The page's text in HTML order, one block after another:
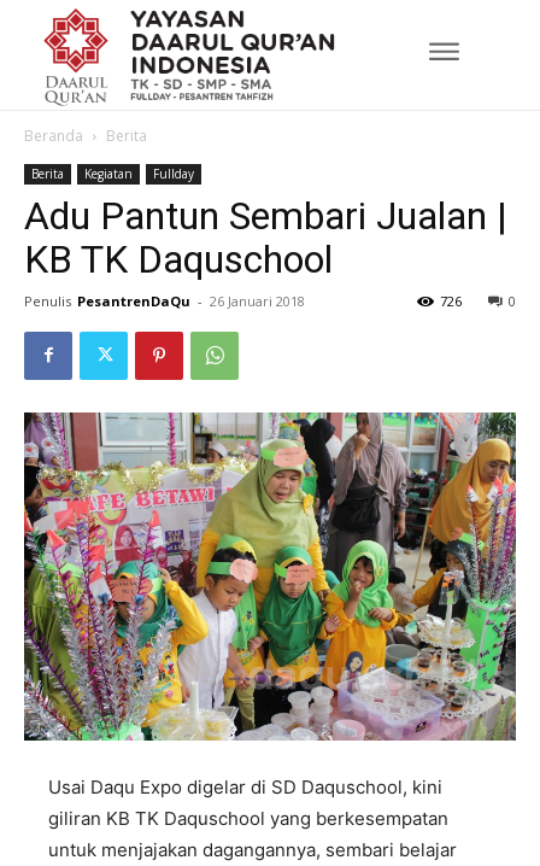
Beranda Berita
Berita Kegiatan Fullday
Adu Pantun Sembari Jualan |
KB TK Daquschool
Penulis PesantrenDaQu - 26 Januari 2018 0
726
Usai Daqu Expo digelar di SD Daquschool, kini
giliran KB TK Daquschool yang berkesempatan
untuk menjajakan dagangannya, sembari belajar